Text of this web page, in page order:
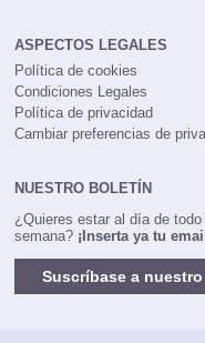
ASPECTOS LEGALES
Política de cookies
Condiciones Legales
Política de privacidad
Cambiar preferencias de
NUESTRO BOLETÍN
¿Quieres estar al día de
semana? ¡Inserta ya tu
Suscríbase a